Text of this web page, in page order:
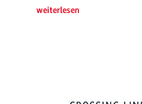
weiterlesen